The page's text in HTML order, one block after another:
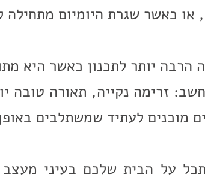
כאשר שגרת היומיום מתחילה
הרבה יותר לתכנון כאשר היא
זרימה נקייה, תאורה טובה
מוכנים לעתיד שמשתלבים
על הבית שלכם בעיני